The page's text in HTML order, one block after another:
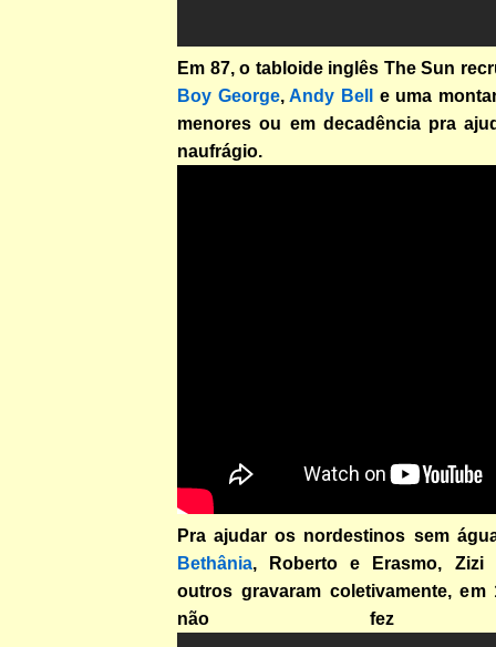
Em 87, o tabloide inglês The Sun
Boy George,Andy Belle uma
menores ou em decadência pra
naufrágio.
Pra ajudar os nordestinos sem
Bethânia, Roberto e Erasmo, Zizi
outros gravaram coletivamente, em
não fez